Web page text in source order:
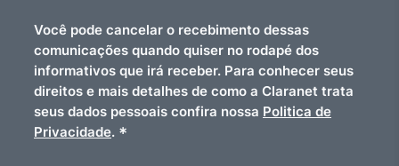
Você pode cancelar o recebimento dessas
comunicações quando quiser no rodapé dos
informativos que irá receber. Para conhecer seus
direitos e mais detalhes de como a Claranet trata
seus dados pessoais confira nossa Politica de
Privacidade. *